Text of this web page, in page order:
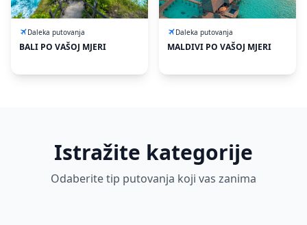
Daleka putovanja
BALI PO VAŠOJ MJERI
Daleka putovanja
MALDIVI PO VAŠOJ MJERI
Istražite kategorije
Odaberite tip putovanja koji vas zanima
Daleka
putovanja
Evropska
putovanja
Grčka ljetovanje
2026
Turska
ljetovanje
putovanja